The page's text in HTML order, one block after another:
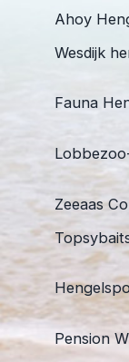
Ahoy
Wesdijk
Fauna
Zeeaas
Pension